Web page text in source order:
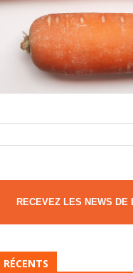
RECEVEZ LES NEWS DE